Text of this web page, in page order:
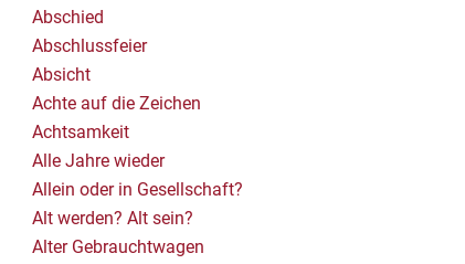
Abschied
Abschlussfeier
Absicht
Achte auf die Zeichen
Achtsamkeit
Alle Jahre wieder
Allein oder in Gesellschaft?
Alt werden? Alt sein?
Alter Gebrauchtwagen